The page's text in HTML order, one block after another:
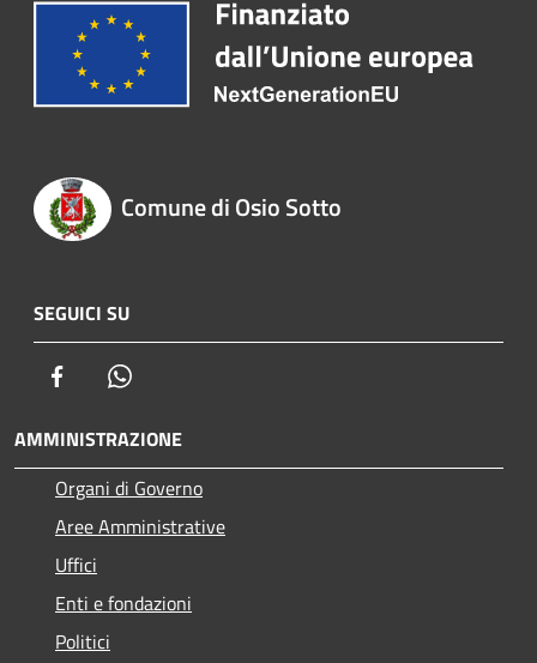
Comune di Osio Sotto
SEGUICI SU
Facebook
AMMINISTRAZIONE
Organi di Governo
Aree Amministrative
Uffici
Enti e fondazioni
Politici